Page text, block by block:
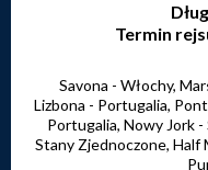
Termin
Savona - Włochy,
Lizbona - Portugalia,
Portugalia, Nowy Jork
Stany Zjednoczone, Half